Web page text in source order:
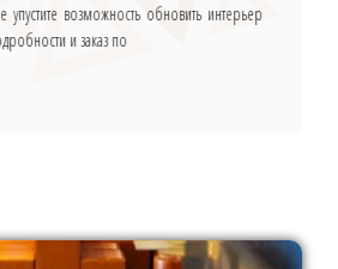
возможность обновить интерьер
и заказ по